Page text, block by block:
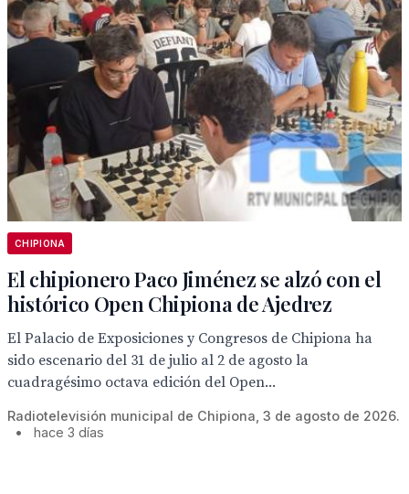
CHIPIONA
El chipionero Paco Jiménez se alzó con el
histórico Open Chipiona de Ajedrez
El Palacio de Exposiciones y Congresos de Chipiona ha
sido escenario del 31 de julio al 2 de agosto la
cuadragésimo octava edición del Open...
Radiotelevisión municipal de Chipiona, 3 de agosto de 2026.
•
hace 3 días